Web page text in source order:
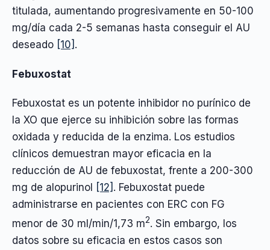
titulada, aumentando progresivamente en 50-100
mg/día cada 2-5 semanas hasta conseguir el AU
deseado [10] .
Febuxostat
Febuxostat es un potente inhibidor no purínico de
la XO que ejerce su inhibición sobre las formas
oxidada y reducida de la enzima. Los estudios
clínicos demuestran mayor eficacia en la
reducción de AU de febuxostat, frente a 200-300
mg de alopurinol
[12] . Febuxostat puede
administrarse en pacientes con ERC con FG
menor de 30 ml/min/1,73 m2. Sin embargo, los
datos sobre su eficacia en estos casos son